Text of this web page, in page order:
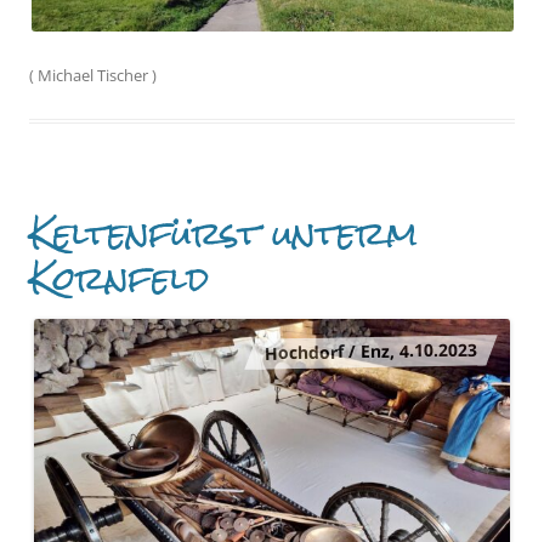
( Michael Tischer)
Keltenfürst unterm
Kornfeld
Hochdorf / Enz, 4.10.2023